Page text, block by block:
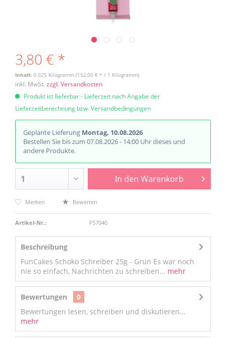
3,80 € *
Inhalt: 0.025 Kilogramm (152,00 € * / 1 Kilogramm)
inkl. MwSt. zzgl. Versandkosten
Produkt ist lieferbar - Lieferzeit nach Angabe der
Lieferzeitberechnung bzw. Versandbedingungen
Geplante Lieferung Montag, 10.08.2026
Bestellen Sie bis zum 07.08.2026 - 14:00 Uhr dieses und
andere Produkte.
In den Warenkorb
Merken Bewerten
Artikel-Nr.: F57040
Beschreibung
FunCakes Schoko Schreiber 25g - Grün Es war noch
nie so einfach, Nachrichten zu schreiben... mehr
Bewertungen
0
Bewertungen lesen, schreiben und diskutieren...
mehr